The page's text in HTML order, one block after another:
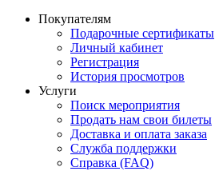
Покупателям
Подарочные сертификаты
Личный кабинет
Регистрация
История просмотров
Услуги
Поиск мероприятия
Продать нам свои билеты
Доставка и оплата заказа
Служба поддержки
Справка (FAQ)